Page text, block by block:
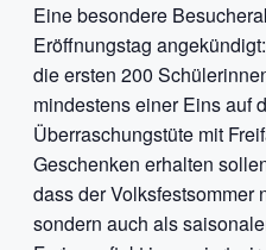
Eine besondere
Eröffnungstag
die ersten 200
mindestens einer Eins auf
Überraschungstüte mit
Geschenken erhalten
dass der Volksfestsommer
sondern auch als